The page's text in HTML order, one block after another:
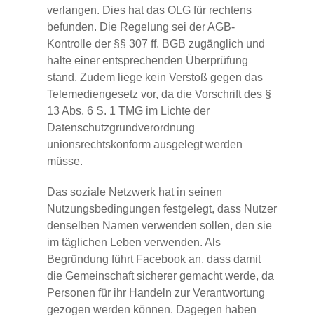
verlangen. Dies hat das OLG für rechtens
befunden. Die Regelung sei der AGB-
Kontrolle der §§ 307 ff. BGB zugänglich und
halte einer entsprechenden Überprüfung
stand. Zudem liege kein Verstoß gegen das
Telemediengesetz vor, da die Vorschrift des §
13 Abs. 6 S. 1 TMG im Lichte der
Datenschutzgrundverordnung
unionsrechtskonform ausgelegt werden
müsse.
Das soziale Netzwerk hat in seinen
Nutzungsbedingungen festgelegt, dass Nutzer
denselben Namen verwenden sollen, den sie
im täglichen Leben verwenden. Als
Begründung führt Facebook an, dass damit
die Gemeinschaft sicherer gemacht werde, da
Personen für ihr Handeln zur Verantwortung
gezogen werden können. Dagegen haben